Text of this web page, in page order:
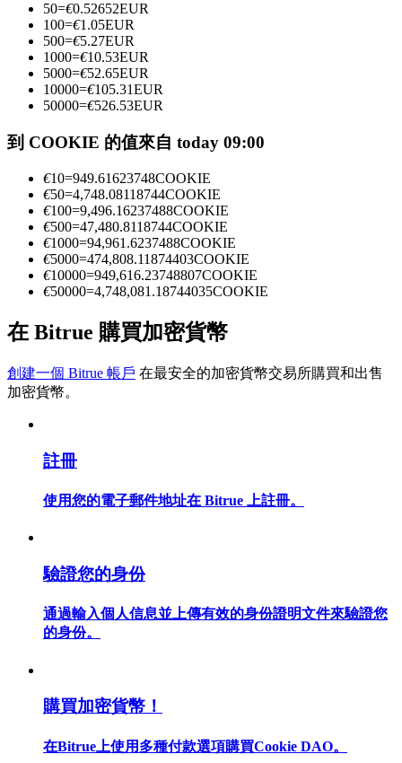
坐享盈利分成和跟單分傭
合約資訊
包含交易情況等的大數據分析
合約功能使用指南
50=€0.52652EUR
100=€1.05EUR
500=€5.27EUR
1000=€10.53EUR
5000=€52.65EUR
10000=€105.31EUR
50000=€526.53EUR
到 COOKIE 的值來自 today 09:00
€10=949.61623748COOKIE
€50=4,748.08118744COOKIE
€100=9,496.16237488COOKIE
€500=47,480.8118744COOKIE
€1000=94,961.6237488COOKIE
€5000=474,808.11874403COOKIE
€10000=949,616.23748807COOKIE
€50000=4,748,081.18744035COOKIE
在 Bitrue 購買加密貨幣
創建一個 Bitrue 帳戶 在最安全的加密貨幣交易所購買和出售
加密貨幣。
註冊
使用您的電子郵件地址在 Bitrue 上註冊。
驗證您的身份
通過輸入個人信息並上傳有效的身份證明文件來驗證您
的身份。
購買加密貨幣！
在Bitrue上使用多種付款選項購買Cookie DAO。